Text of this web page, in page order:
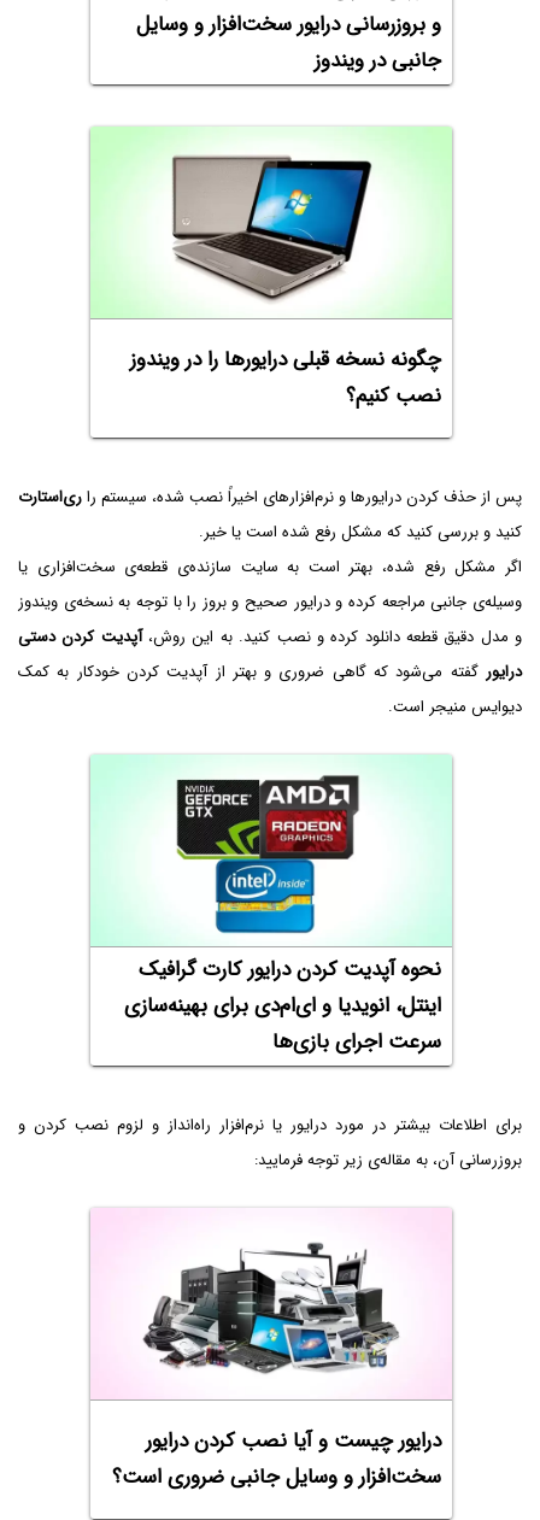
و بروزرسانی درایور سخت‌افزار و وسایل
جانبی در ویندوز
چگونه نسخه‌ قبلی درایورها را در ویندوز
نصب کنیم؟
پس از حذف کردن درایورها و نرم‌افزارهای اخیراً نصب شده، سیستم راری‌استارت
کنید و بررسی کنید که مشکل رفع شده است یا خیر.
اگر مشکل رفع شده، بهتر است به سایت سازنده‌ی قطعه‌ی سخت‌افزاری یا
وسیله‌ی جانبی مراجعه کرده و درایور صحیح و بروز را با توجه به نسخه‌ی ویندوز
و مدل دقیق قطعه دانلود کرده و نصب کنید. به این روش،آپدیت کردن دستی
درایور گفته می‌شود که گاهی ضروری و بهتر از آپدیت کردن خودکار به کمک
دیوایس منیجر است.
نحوه آپدیت کردن درایور کارت گرافیک
اینتل، انویدیا و ای‌ام‌دی برای بهینه‌سازی
سرعت اجرای بازی‌ها
برای اطلاعات بیشتر در مورد درایور یا نرم‌افزار راه‌انداز و لزوم نصب کردن و
بروزرسانی آن، به مقاله‌ی زیر توجه فرمایید:
درایور چیست و آیا نصب کردن درایور
سخت‌افزار و وسایل جانبی ضروری است؟